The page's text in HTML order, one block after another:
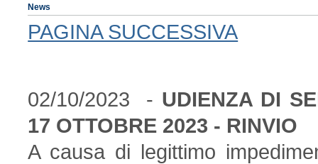
News
PAGINA SUCCESSIVA
02/10/2023 - UDIENZA DI
17 OTTOBRE 2023 - RINVIO
A causa di legittimo